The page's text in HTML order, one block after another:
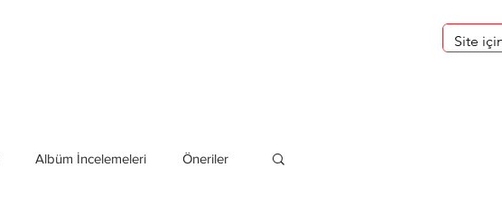
Albüm İncelemeleri Öneriler